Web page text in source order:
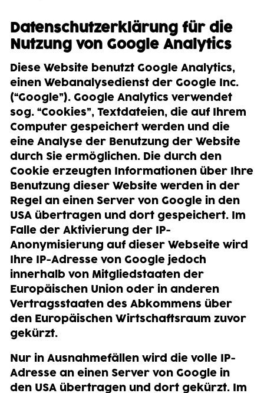
Datenschutzerklärung für die
Nutzung von Google Analytics
Diese Website benutzt Google Analytics,
einen Webanalysedienst der Google Inc.
(“Google”). Google Analytics verwendet
sog. “Cookies”, Textdateien, die auf Ihrem
Computer gespeichert werden und die
eine Analyse der Benutzung der Website
durch Sie ermöglichen. Die durch den
Cookie erzeugten Informationen über Ihre
Benutzung dieser Website werden in der
Regel an einen Server von Google in den
USA übertragen und dort gespeichert. Im
Falle der Aktivierung der IP-
Anonymisierung auf dieser Webseite wird
Ihre IP-Adresse von Google jedoch
innerhalb von Mitgliedstaaten der
Europäischen Union oder in anderen
Vertragsstaaten des Abkommens über
den Europäischen Wirtschaftsraum zuvor
gekürzt.
Nur in Ausnahmefällen wird die volle IP-
Adresse an einen Server von Google in
den USA übertragen und dort gekürzt. Im